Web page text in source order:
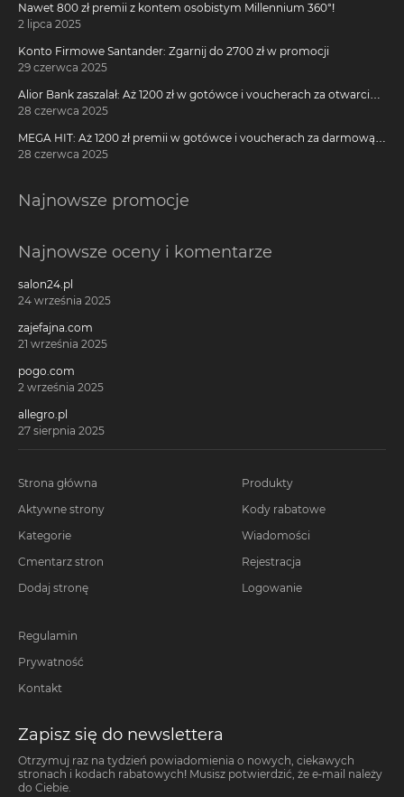
Nawet 800 zł premii z kontem osobistym Millennium 360°!
2 lipca 2025
Konto Firmowe Santander: Zgarnij do 2700 zł w promocji
29 czerwca 2025
Alior Bank zaszalał: Aż 1200 zł w gotówce i voucherach za otwarcie
darmowego konta!
28 czerwca 2025
MEGA HIT: Aż 1200 zł premii w gotówce i voucherach za darmową
kartę kredytową Citi Simplicity
28 czerwca 2025
Najnowsze promocje
Najnowsze oceny i komentarze
salon24.pl
24 września 2025
zajefajna.com
21 września 2025
pogo.com
2 września 2025
allegro.pl
27 sierpnia 2025
Strona główna
Aktywne strony
Kategorie
Cmentarz stron
Dodaj stronę
Produkty
Kody rabatowe
Wiadomości
Rejestracja
Logowanie
Regulamin
Prywatność
Kontakt
Zapisz się do newslettera
Otrzymuj raz na tydzień powiadomienia o nowych, ciekawych
stronach i kodach rabatowych! Musisz potwierdzić, że e-mail należy
do Ciebie.